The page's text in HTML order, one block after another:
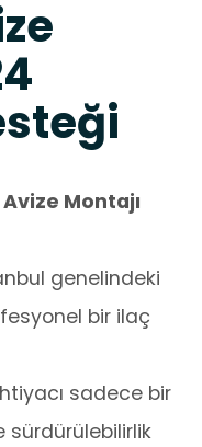
Avize Montajı
genelindeki
bir ilaç
sadece bir
sürdürülebilirlik